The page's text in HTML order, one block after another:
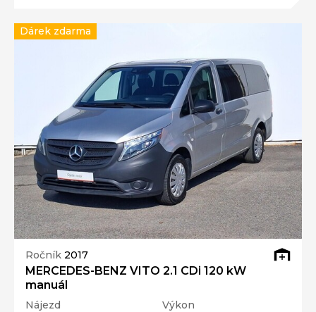
Ročník 2017
MERCEDES-BENZ VITO 2.1 CDi 120 kW
manuál
Nájezd
Výkon
Dárek zdarma